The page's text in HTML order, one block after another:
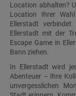
Location abhalten?
Location Ihrer
Ellerstadt
Ellerstadt mit der
Escape Game in
Bann ziehen.
In Ellerstadt wird
Abenteuer – Ihre
unvergesslichen